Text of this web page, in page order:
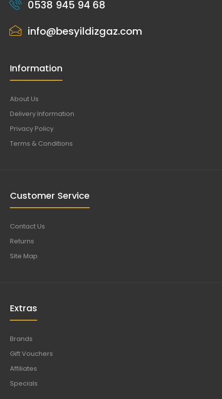
0538 945 94 68
info@besyildizgaz.com
Information
About Us
Delivery Information
Privacy Policy
Terms & Conditions
Customer Service
Contact Us
Returns
Site Map
Extras
Brands
Gift Vouchers
Affiliates
Specials